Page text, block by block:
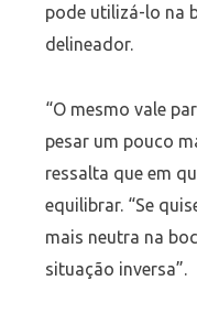
pode utilizá-lo na
delineador.
“O mesmo vale
pesar um pouco
ressalta que em
equilibrar. “Se
mais neutra na
situação inversa”.